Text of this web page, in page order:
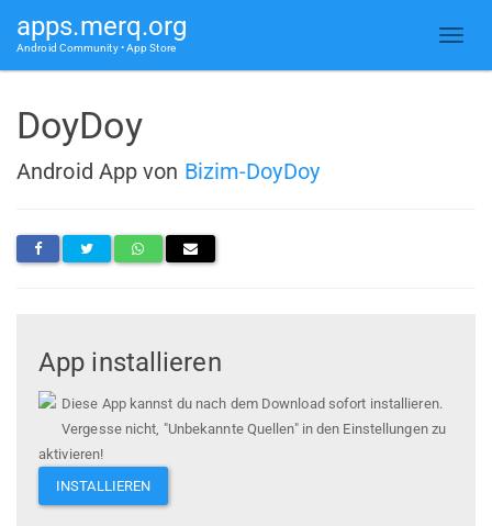
apps.merq.org
Android Community • App Store
DoyDoy
Android App von Bizim-DoyDoy
App installieren
Diese App kannst du nach dem Download sofort installieren.
Vergesse nicht, "Unbekannte Quellen" in den Einstellungen zu
aktivieren!
INSTALLIEREN